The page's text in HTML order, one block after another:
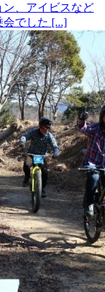
、アイビスなど
でした [...]